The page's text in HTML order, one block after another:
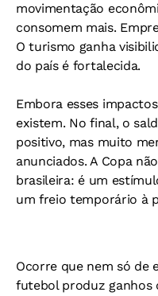
movimentação
consomem mais.
O turismo ganha
do país é fortalecida.
Embora esses
existem. No final, o
positivo, mas muito
anunciados. A Copa
brasileira: é um
um freio temporário à
Ocorre que nem só de
futebol produz ganhos